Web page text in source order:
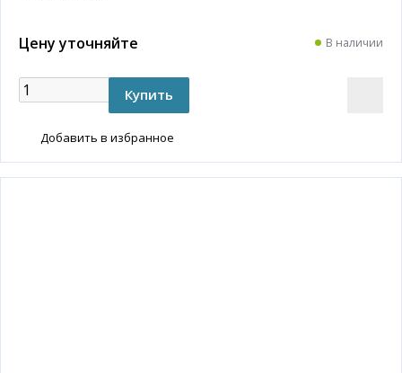
Цену уточняйте В наличии
Добавить в избранное